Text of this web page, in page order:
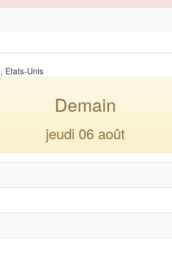
Etats-Unis
Demain
jeudi 06 août